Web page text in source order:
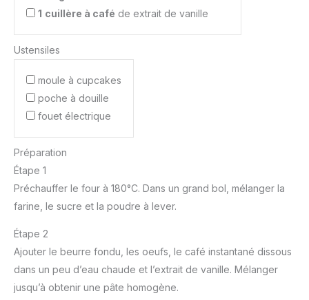
1 cuillère à café de extrait de vanille
Ustensiles
moule à cupcakes
poche à douille
fouet électrique
Préparation
Étape 1
Préchauffer le four à 180°C. Dans un grand bol, mélanger la
farine, le sucre et la poudre à lever.
Étape 2
Ajouter le beurre fondu, les oeufs, le café instantané dissous
dans un peu d’eau chaude et l’extrait de vanille. Mélanger
jusqu’à obtenir une pâte homogène.